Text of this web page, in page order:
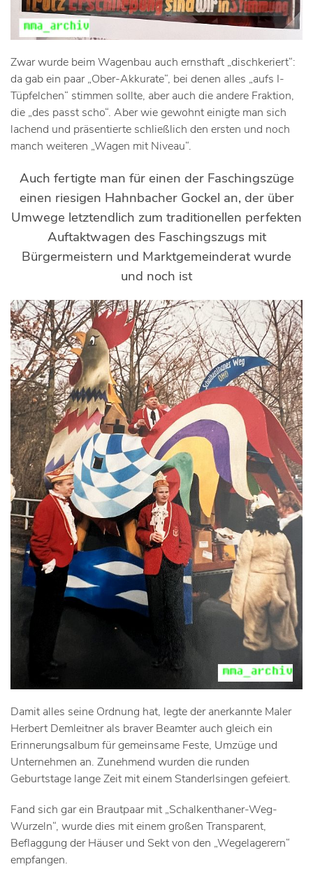
Zwar wurde beim Wagenbau auch ernsthaft „dischkeriert“:
da gab ein paar „Ober-Akkurate“, bei denen alles „aufs I-
Tüpfelchen“ stimmen sollte, aber auch die andere Fraktion,
die „des passt scho“. Aber wie gewohnt einigte man sich
lachend und präsentierte schließlich den ersten und noch
manch weiteren „Wagen mit Niveau“.
Auch fertigte man für einen der Faschingszüge
einen riesigen Hahnbacher Gockel an, der über
Umwege letztendlich zum traditionellen perfekten
Auftaktwagen des Faschingszugs mit
Bürgermeistern und Marktgemeinderat wurde
und noch ist
Damit alles seine Ordnung hat, legte der anerkannte Maler
Herbert Demleitner als braver Beamter auch gleich ein
Erinnerungsalbum für gemeinsame Feste, Umzüge und
Unternehmen an. Zunehmend wurden die runden
Geburtstage lange Zeit mit einem Standerlsingen gefeiert.
Fand sich gar ein Brautpaar mit „Schalkenthaner-Weg-
Wurzeln“, wurde dies mit einem großen Transparent,
Beflaggung der Häuser und Sekt von den „Wegelagerern“
empfangen.